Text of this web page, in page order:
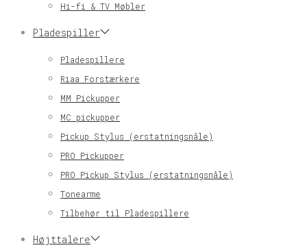
Hi-fi & TV Møbler
Pladespiller
Pladespillere
Riaa Forstærkere
MM Pickupper
MC pickupper
Pickup Stylus (erstatningsnåle)
PRO Pickupper
PRO Pickup Stylus (erstatningsnåle)
Tonearme
Tilbehør til Pladespillere
Højttalere